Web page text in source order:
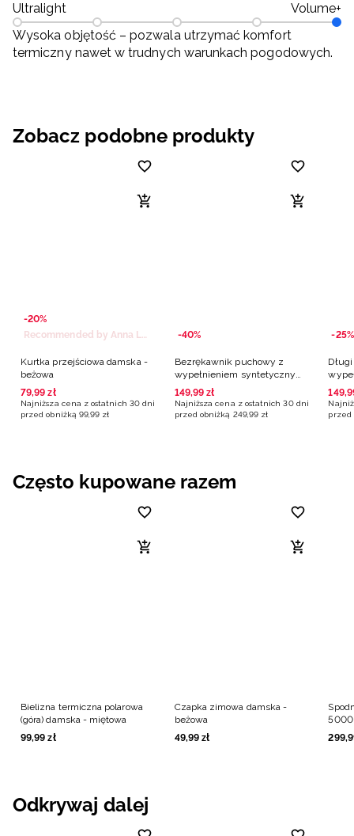
Ultralight
Volume+
Wysoka objętość – pozwala utrzymać komfort
termiczny nawet w trudnych warunkach pogodowych.
Zobacz podobne produkty
-20%
Recommended by Anna Lewandowska
Kurtka przejściowa damska -
beżowa
79,99 zł
Najniższa cena z ostatnich 30 dni
przed obniżką 99,99 zł
-40%
Bezrękawnik puchowy z
wypełnieniem syntetycznym
damski - beżowy
149,99 zł
Najniższa cena z ostatnich 30 dni
przed obniżką 249,99 zł
-25%
149,
przed
Często kupowane razem
Bielizna termiczna polarowa
(góra) damska - miętowa
99,99 zł
Czapka zimowa damska -
beżowa
49,99 zł
5000
299,
Odkrywaj dalej